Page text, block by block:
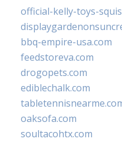
official-kelly-toys-
bbq-empire-usa.com
feedstoreva.com
drogopets.com
ediblechalk.com
oaksofa.com
soultacohtx.com